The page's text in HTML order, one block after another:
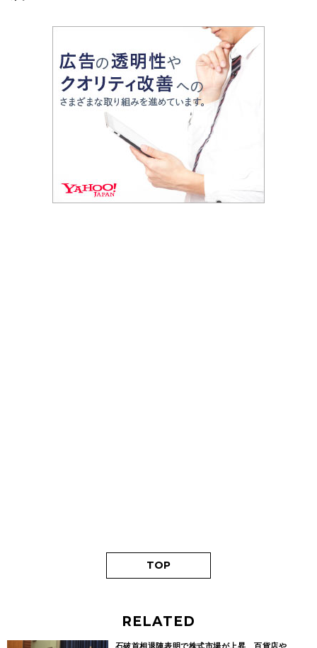
TOP
RELATED
石破首相退陣表明で株式市場が上昇 百貨店や